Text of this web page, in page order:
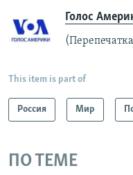
Голос
This item is part of
Россия Мир
ПО ТЕМЕ